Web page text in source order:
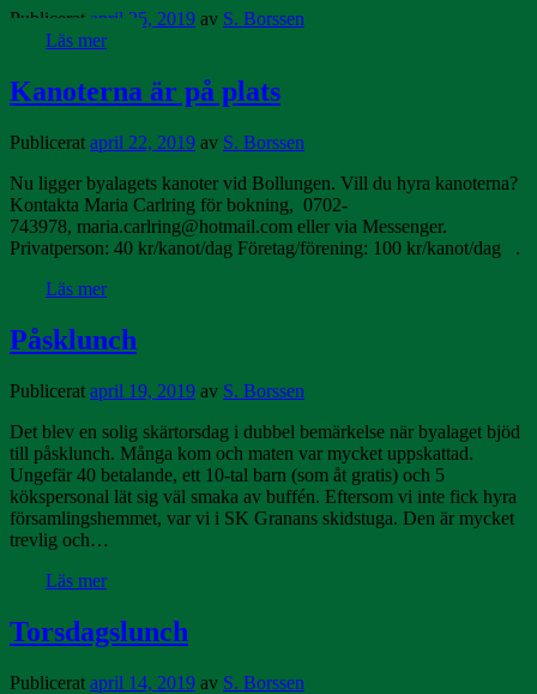
Publicerat april 25, 2019 av S. Borssen
Läs mer
Kanoterna är på plats
Publicerat april 22, 2019 av S. Borssen
Nu ligger byalagets kanoter vid Bollungen. Vill du hyra kanoterna?
Kontakta Maria Carlring för bokning, 0702-
743978, maria.carlring@hotmail.com eller via Messenger.
Privatperson: 40 kr/kanot/dag Företag/förening: 100 kr/kanot/dag .
Läs mer
Påsklunch
Publicerat april 19, 2019 av S. Borssen
Det blev en solig skärtorsdag i dubbel bemärkelse när byalaget bjöd
till påsklunch. Många kom och maten var mycket uppskattad.
Ungefär 40 betalande, ett 10-tal barn (som åt gratis) och 5
kökspersonal lät sig väl smaka av buffén. Eftersom vi inte fick hyra
församlingshemmet, var vi i SK Granans skidstuga. Den är mycket
trevlig och…
Läs mer
Torsdagslunch
Publicerat april 14, 2019 av S. Borssen